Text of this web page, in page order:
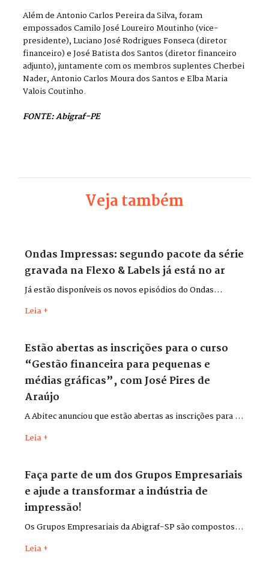
Além de Antonio Carlos Pereira da Silva, foram
empossados Camilo José Loureiro Moutinho (vice-
presidente), Luciano José Rodrigues Fonseca (diretor
financeiro) e José Batista dos Santos (diretor financeiro
adjunto), juntamente com os membros suplentes Cherbei
Nader, Antonio Carlos Moura dos Santos e Elba Maria
Valois Coutinho.
FONTE: Abigraf-PE
Veja também
Ondas Impressas: segundo pacote da série
gravada na Flexo & Labels já está no ar
Já estão disponíveis os novos episódios do Ondas
Pack 2026, que aconteceu entre os dias 26 e 29 de maio,
Leia +
Estão abertas as inscrições para o curso
“Gestão financeira para pequenas e
médias gráficas”, com José Pires de
Araújo
A Abitec anunciou que estão abertas as inscrições para o
gráficas”, com o consultor José Pires de Araújo.
Leia +
Faça parte de um dos Grupos Empresariais
e ajude a transformar a indústria de
impressão!
Os Grupos Empresariais da Abigraf-SP são compostos
apresentar soluções, trocar experiências e contribuir,
Leia +